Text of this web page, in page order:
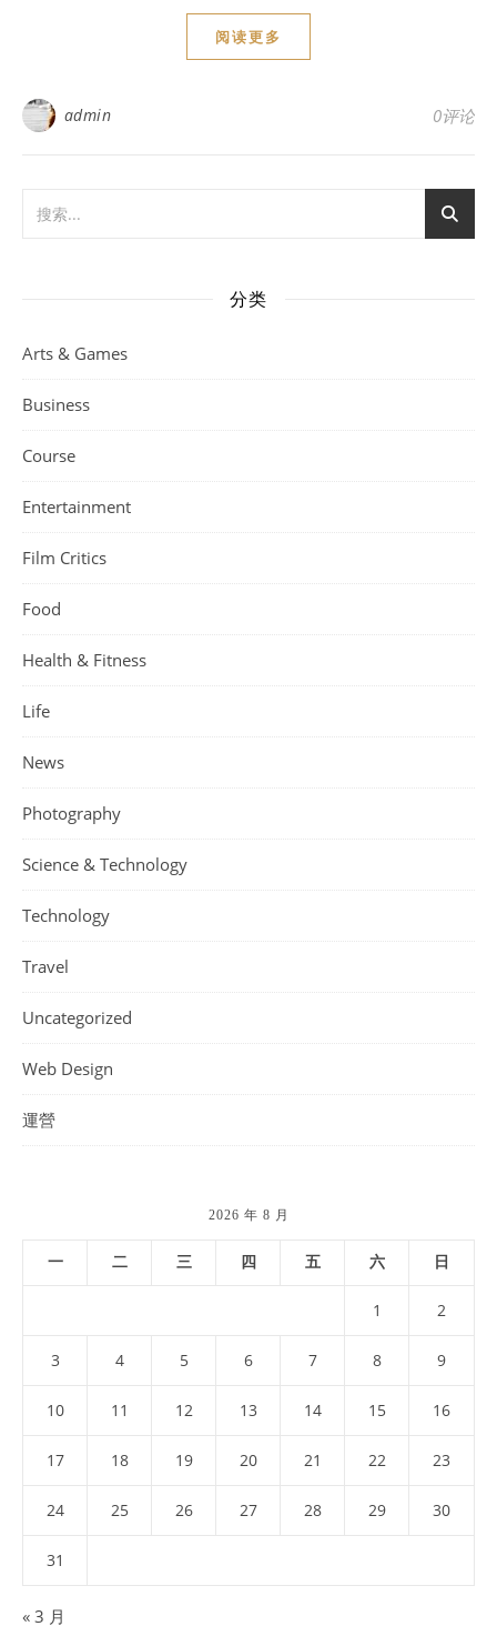
阅读更多
admin 0评论
分类
Arts & Games
Business
Course
Entertainment
Film Critics
Food
Health & Fitness
Life
News
Photography
Science & Technology
Technology
Travel
Uncategorized
Web Design
運營
2026 年 8 月
一 二 三 四 五 六 日
1 2
3 4 5 6 7 8 9
10 11 12 13 14 15 16
17 18 19 20 21 22 23
24 25 26 27 28 29 30
31
« 3 月